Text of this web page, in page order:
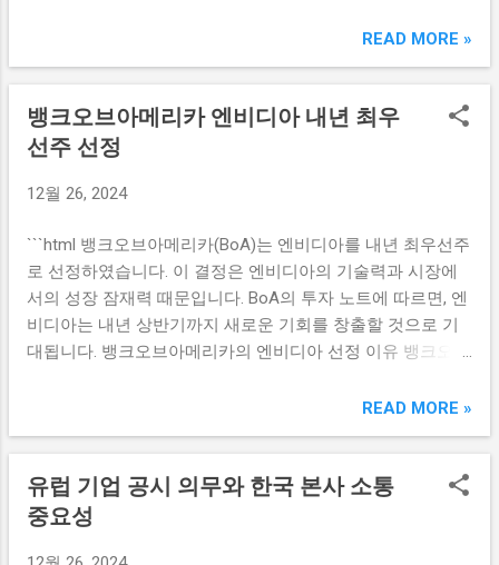
은 글로벌 시장에서의 확장을 위한 전략을 꾸준히 진행하고
있습니다. 해외 진출을 위한 투자 및 협력 관계를 확대함으로
제공하고 있습니다. 올해 순매수량이 증가한 것도 이러한 요
소들이 함께 작용했음을 시사합니다. LG화학의 성장 잠재력
고 있는 한국의 대표적인 화학 회사입니다. 최근 전기차 시장
한 성장세를 경험하고 있습니다. 이러한 변화는 LG화학의 주
가에도 긍정적인 영향을 미치고 있으며, 그 결과로 초고수들
이 이 기업에 대한 순매수를 진행한 것으로 판단됩니다. 특
히...
시에 대한 관심이 급증하고 있다. 특히, '서학개미'라 불리는
있으며, 이는 국내 시장에 많은 변화를 가져오고 있다. 서학개
미들이 미국 시장에서 투자하는 자금이 증가함에 따라, 이들
로 인해 미국 증시의 유동성이 확장되고, 다양한 투자 플레이
주요 지수들에 블라인드로 투자하는 대신, 자신만의 포트폴
ETF와 같은 고수익 추구 상품을 선호하는 경향이 있다. 이렇
게 자금이 대거 유입되자 미국 증시의 수급 구조도 변화하고
있으며, 이는 상장지수펀드(ETF)뿐만 아니라 개별 종목에도
강력한 영향을 미치고 있다. 이런 변화는 특히 기술주 및 성장
주 중심으로 나타나고 있으며, 서학개미들이 선호하는 산업
테크 기업들의 성장 가능성을 믿거나, 글로벌 경제 구조에서
유리한 입지를 점한 기업들에 대한 투자가 주를 이루고 있다.
욱 다각화하고 강화하는 결과를 가져오고 있다. 서학개미의
레버리지 투자 전략 서학개미들이 미국 증시에 미치는 영향
READ MORE »
뱅크오브아메리카 엔비디아 내년 최우
선주 선정
12월 26, 2024
```html 뱅크오브아메리카(BoA)는 엔비디아를 내년 최우선주
로 선정하였습니다. 이 결정은 엔비디아의 기술력과 시장에
서의 성장 잠재력 때문입니다. BoA의 투자 노트에 따르면, 엔
비디아는 내년 상반기까지 새로운 기회를 창출할 것으로 기
대됩니다. 뱅크오브아메리카의 엔비디아 선정 이유 뱅크오브
는 다양합니다. 첫째, 엔비디아는 인공지능(AI) 및 머신러닝
분야에서 두각을 나타내고 있습니다. 이러한 기술들은 다양
한 산업에서 혁신을 이끌고 있으며, consequently, 이러한 추
세는 향후 몇 년 동안 지속될 것으로 예상됩니다. 둘째, 엔비
디아의 제품은 데이터센터와 클라우드 컴퓨팅 환경에서의 수
READ MORE »
유럽 기업 공시 의무와 한국 본사 소통
중요성